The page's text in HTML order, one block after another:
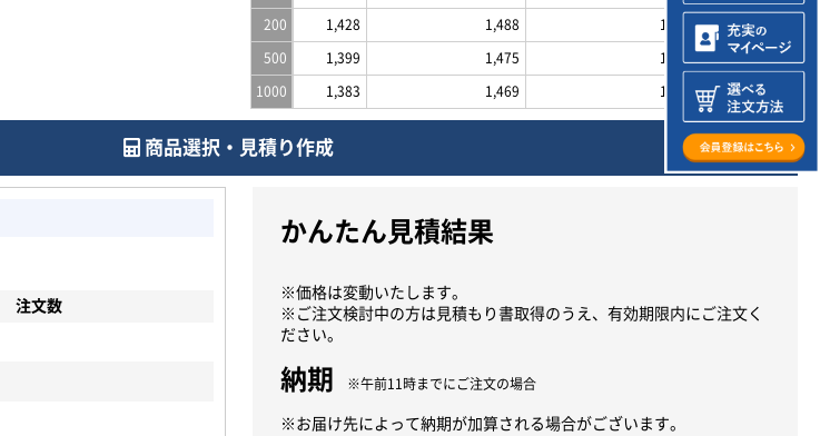
200 1,428 1,488 1,608
500 1,399 1,475 1,589
1000 1,383 1,469 1,560
商品選択・見積り作成
注文数
かんたん見積結果
※価格は変動いたします。
※ご注文検討中の方は見積もり書取得のうえ、有効期限内にご注文く
ださい。
納期 ※午前11時までにご注文の場合
※お届け先によって納期が加算される場合がございます。